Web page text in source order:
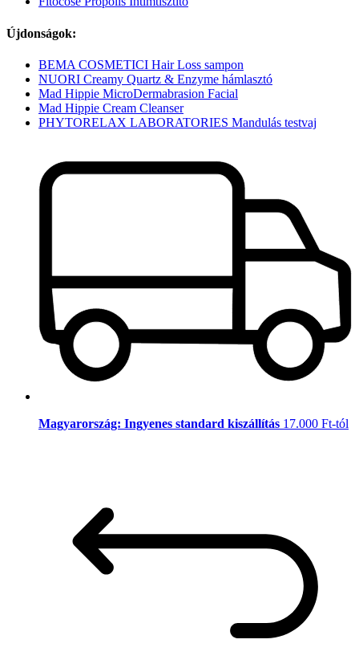
Újdonságok:
BEMA COSMETICI Hair Loss sampon
NUORI Creamy Quartz & Enzyme hámlasztó
Mad Hippie MicroDermabrasion Facial
Mad Hippie Cream Cleanser
PHYTORELAX LABORATORIES Mandulás testvaj
Magyarország: Ingyenes standard kiszállítás 17.000 Ft-tól